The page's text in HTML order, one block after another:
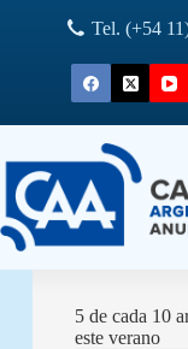
Tel. (+54
5 de cada 10
este verano